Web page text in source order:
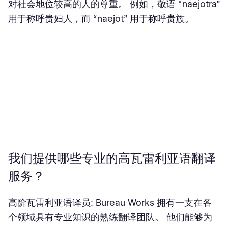
对社会地位较高的人的尊重。 例如，敬语 “naejotra”
用于称呼贵妇人，而 “naejot” 用于称呼贵族。
我们提供哪些专业的高瓦雷利亚语翻译
服务？
高阶瓦雷利亚语译员: Bureau Works 拥有一支在各
个领域具有专业知识的熟练翻译团队。 他们能够为